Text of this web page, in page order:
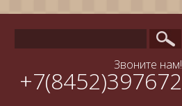
Звоните нам!
+7(8452)397672